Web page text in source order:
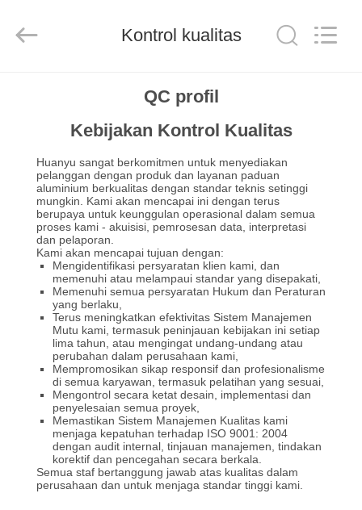
PRODUK
TENTANG
KAMI
TUR
PABRIK
KONTROL
KUALITAS
HUBUNGI
KAMI
BERITA
Material
Kontrol kualitas
QC profil
Kebijakan Kontrol Kualitas
Huanyu sangat berkomitmen untuk menyediakan
pelanggan dengan produk dan layanan paduan
aluminium berkualitas dengan standar teknis setinggi
mungkin. Kami akan mencapai ini dengan terus
berupaya untuk keunggulan operasional dalam semua
proses kami - akuisisi, pemrosesan data, interpretasi
dan pelaporan.
Kami akan mencapai tujuan dengan:
Mengidentifikasi persyaratan klien kami, dan
memenuhi atau melampaui standar yang disepakati,
Memenuhi semua persyaratan Hukum dan Peraturan
yang berlaku,
Terus meningkatkan efektivitas Sistem Manajemen
Mutu kami, termasuk peninjauan kebijakan ini setiap
lima tahun, atau mengingat undang-undang atau
perubahan dalam perusahaan kami,
Mempromosikan sikap responsif dan profesionalisme
di semua karyawan, termasuk pelatihan yang sesuai,
Mengontrol secara ketat desain, implementasi dan
penyelesaian semua proyek,
Memastikan Sistem Manajemen Kualitas kami
menjaga kepatuhan terhadap ISO 9001: 2004
dengan audit internal, tinjauan manajemen, tindakan
korektif dan pencegahan secara berkala.
Semua staf bertanggung jawab atas kualitas dalam
perusahaan dan untuk menjaga standar tinggi kami.